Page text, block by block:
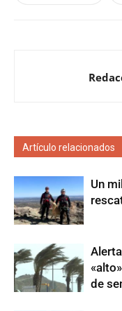
Artículo relacionados
Un
de